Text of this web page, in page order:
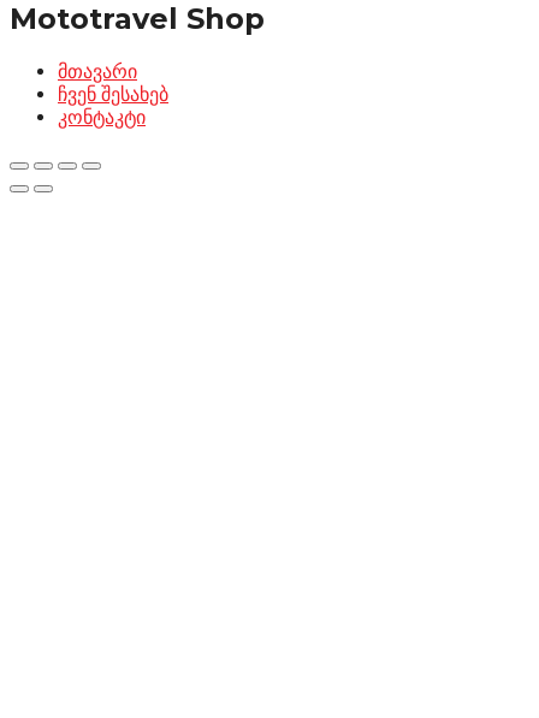
Mototravel Shop
მთავარი
ჩვენ შესახებ
კონტაკტი